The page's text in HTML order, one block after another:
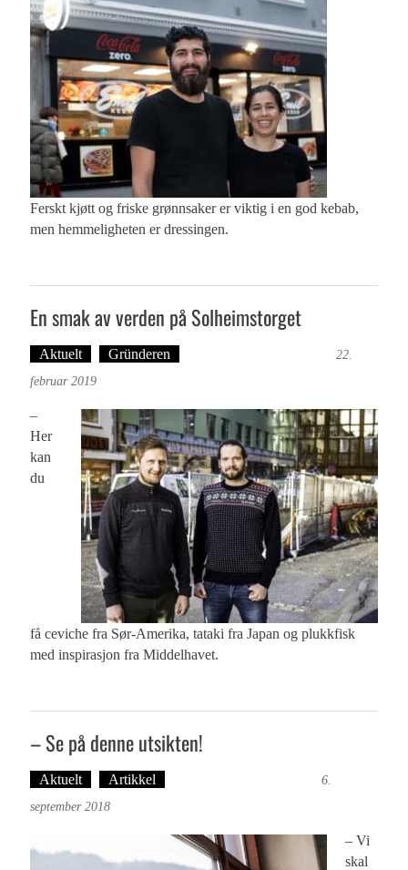
Ferskt kjøtt og friske grønnsaker er viktig i en god kebab,
men hemmeligheten er dressingen.
En smak av verden på Solheimstorget
Aktuelt Gründeren
22.
februar 2019
–
Her
kan
du
få ceviche fra Sør-Amerika, tataki fra Japan og plukkfisk
med inspirasjon fra Middelhavet.
– Se på denne utsikten!
Aktuelt Artikkel
6.
september 2018
– Vi
skal